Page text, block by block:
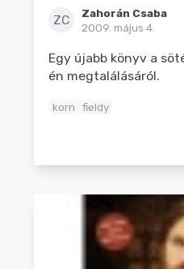
ZC
Zahorán Csaba
2009. május 4.
Egy újabb könyv a
én megtalálásáról.
korn fieldy